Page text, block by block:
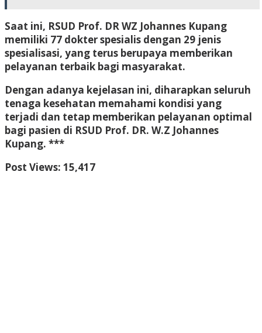
Saat ini, RSUD Prof. DR WZ Johannes Kupang
memiliki 77 dokter spesialis dengan 29 jenis
spesialisasi, yang terus berupaya memberikan
pelayanan terbaik bagi masyarakat.
Dengan adanya kejelasan ini, diharapkan seluruh
tenaga kesehatan memahami kondisi yang
terjadi dan tetap memberikan pelayanan optimal
bagi pasien di RSUD Prof. DR. W.Z Johannes
Kupang. ***
Post Views: 15,417